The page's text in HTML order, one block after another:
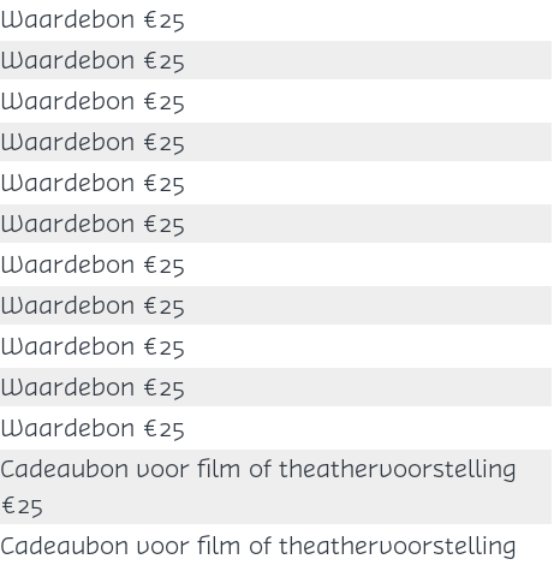
Waardebon €25
Waardebon €25
Waardebon €25
Waardebon €25
Waardebon €25
Waardebon €25
Waardebon €25
Waardebon €25
Waardebon €25
Waardebon €25
Waardebon €25
Cadeaubon voor film of theathervoorstelling
€25
Cadeaubon voor film of theathervoorstelling